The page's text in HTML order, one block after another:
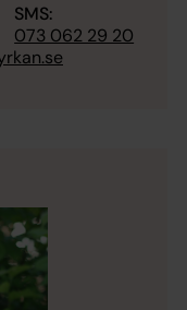
SMS:
073 062 29 20